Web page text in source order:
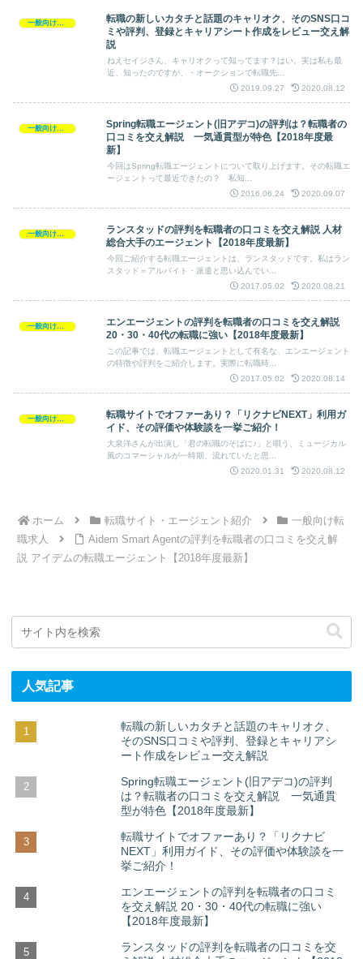
一般向け転職求人
転職の新しいカタチと話題のキャリオク、そのSNS口コ
ミや評判、登録とキャリアシート作成をレビュー交え解
説
ねえセイジさん、キャリオクって知ってます？はい。実は私も最
近、知ったのですが、・オークションで転職先...
2019.09.27
2020.08.12
一般向け転職求人
Spring転職エージェント(旧アデコ)の評判は？転職者の
口コミを交え解説 一気通貫型が特色【2018年度最
新】
今回はSpring転職エージェントについて取り上げます。その転職エ
ージェントって最近できたの？ 私知...
2016.06.24
2020.09.07
一般向け転職求人
ランスタッドの評判を転職者の口コミを交え解説 人材
総合大手のエージェント【2018年度最新】
今回ご紹介する転職エージェントは、ランスタッドです。私はラン
スタッド＝アルバイト・派遣と思い込んでい...
2017.05.02
2020.08.21
一般向け転職求人
エンエージェントの評判を転職者の口コミを交え解説
20・30・40代の転職に強い【2018年度最新】
この記事では、転職エージェントとして有名な、エンエージェント
の特徴や評判をご紹介します。実際に転職時...
2017.05.02
2020.08.14
転職サイトでオファーあり？「リクナビNEXT」利用ガ
イド、その評価や体験談を一挙ご紹介！
大泉洋さんが出演し「君の転職のそばに♪」と唄う、ミュージカル
風のコマーシャルが一時期、流れていたと思...
2020.01.31
2020.08.12
ホーム 転職サイト・エージェント紹介
一般向け転
職求人
Aidem Smart Agentの評判を転職者の口コミを交え解
説 アイデムの転職エージェント【2018年度最新】
人気記事
転職の新しいカタチと話題のキャリオク、
そのSNS口コミや評判、登録とキャリアシ
ート作成をレビュー交え解説
Spring転職エージェント(旧アデコ)の評判
は？転職者の口コミを交え解説 一気通貫
型が特色【2018年度最新】
転職サイトでオファーあり？「リクナビ
NEXT」利用ガイド、その評価や体験談を一
挙ご紹介！
エンエージェントの評判を転職者の口コミ
を交え解説 20・30・40代の転職に強い
【2018年度最新】
ランスタッドの評判を転職者の口コミを交